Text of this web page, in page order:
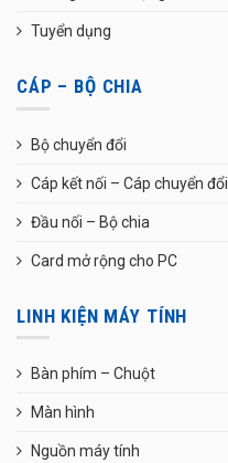
Tuyển dụng
CÁP – BỘ CHIA
Bộ chuyển đổi
Cáp kết nối – Cáp chuyển đổi
Đầu nối – Bộ chia
Card mở rộng cho PC
LINH KIỆN MÁY TÍNH
Bàn phím – Chuột
Màn hình
Nguồn máy tính